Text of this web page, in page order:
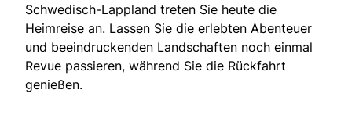
Schwedisch-Lappland treten Sie heute die
Heimreise an. Lassen Sie die erlebten Abenteuer
und beeindruckenden Landschaften noch einmal
Revue passieren, während Sie die Rückfahrt
genießen.